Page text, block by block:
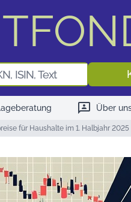
3p Über
für Haushalte im 1. Halbjahr